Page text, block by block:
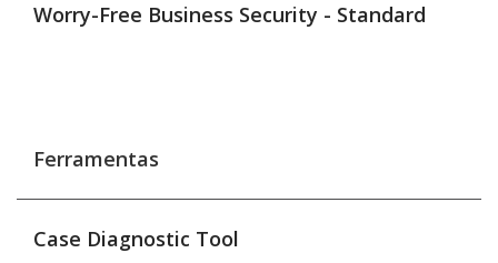
Worry-Free Business Security - Standard
Ferramentas
Case Diagnostic Tool